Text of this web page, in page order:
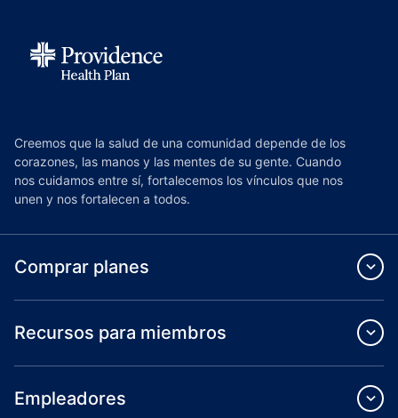
Creemos que la salud de una comunidad depende de los
corazones, las manos y las mentes de su gente. Cuando
nos cuidamos entre sí, fortalecemos los vínculos que nos
unen y nos fortalecen a todos.
Comprar planes
Recursos para miembros
Empleadores